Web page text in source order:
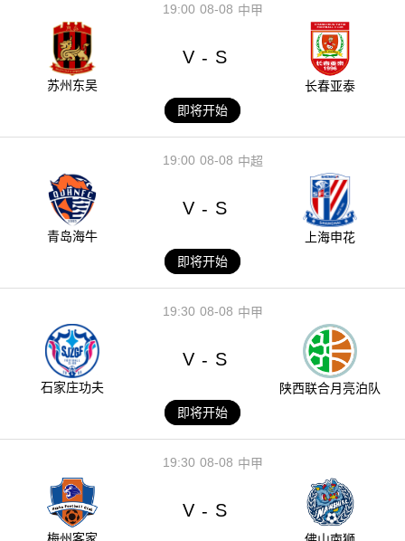
08-08
19:00 中甲
苏州东吴
V - S
长春亚泰
即将开始
08-08
19:00 中超
青岛海牛
V - S
上海申花
即将开始
08-08
19:30 中甲
石家庄功夫
V - S
陕西联合月亮泊队
即将开始
08-08
19:30 中甲
梅州客家
V - S